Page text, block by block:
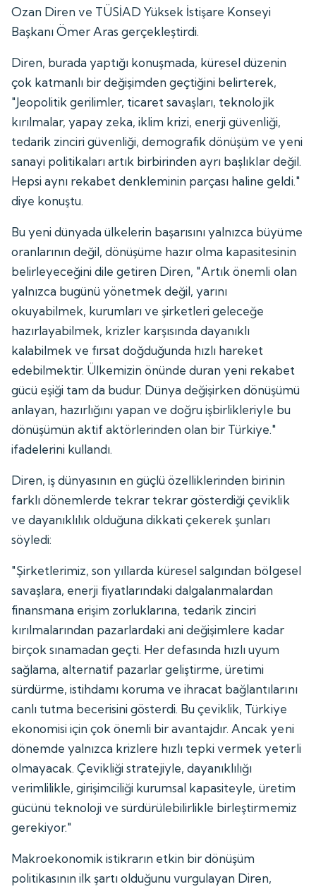
Ozan Diren ve TÜSİAD Yüksek İstişare Konseyi
Başkanı Ömer Aras gerçekleştirdi.
Diren, burada yaptığı konuşmada, küresel düzenin
çok katmanlı bir değişimden geçtiğini belirterek,
"Jeopolitik gerilimler, ticaret savaşları, teknolojik
kırılmalar, yapay zeka, iklim krizi, enerji güvenliği,
tedarik zinciri güvenliği, demografik dönüşüm ve yeni
sanayi politikaları artık birbirinden ayrı başlıklar değil.
Hepsi aynı rekabet denkleminin parçası haline geldi."
diye konuştu.
Bu yeni dünyada ülkelerin başarısını yalnızca büyüme
oranlarının değil, dönüşüme hazır olma kapasitesinin
belirleyeceğini dile getiren Diren, "Artık önemli olan
yalnızca bugünü yönetmek değil, yarını
okuyabilmek, kurumları ve şirketleri geleceğe
hazırlayabilmek, krizler karşısında dayanıklı
kalabilmek ve fırsat doğduğunda hızlı hareket
edebilmektir. Ülkemizin önünde duran yeni rekabet
gücü eşiği tam da budur. Dünya değişirken dönüşümü
anlayan, hazırlığını yapan ve doğru işbirlikleriyle bu
dönüşümün aktif aktörlerinden olan bir Türkiye."
ifadelerini kullandı.
Diren, iş dünyasının en güçlü özelliklerinden birinin
farklı dönemlerde tekrar tekrar gösterdiği çeviklik
ve dayanıklılık olduğuna dikkati çekerek şunları
söyledi:
"Şirketlerimiz, son yıllarda küresel salgından bölgesel
savaşlara, enerji fiyatlarındaki dalgalanmalardan
finansmana erişim zorluklarına, tedarik zinciri
kırılmalarından pazarlardaki ani değişimlere kadar
birçok sınamadan geçti. Her defasında hızlı uyum
sağlama, alternatif pazarlar geliştirme, üretimi
sürdürme, istihdamı koruma ve ihracat bağlantılarını
canlı tutma becerisini gösterdi. Bu çeviklik, Türkiye
ekonomisi için çok önemli bir avantajdır. Ancak yeni
dönemde yalnızca krizlere hızlı tepki vermek yeterli
olmayacak. Çevikliği stratejiyle, dayanıklılığı
verimlilikle, girişimciliği kurumsal kapasiteyle, üretim
gücünü teknoloji ve sürdürülebilirlikle birleştirmemiz
gerekiyor."
Makroekonomik istikrarın etkin bir dönüşüm
politikasının ilk şartı olduğunu vurgulayan Diren,